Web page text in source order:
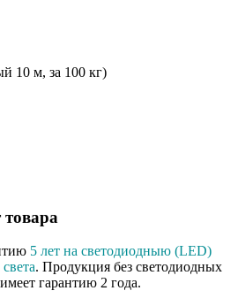
10 м, за 100 кг)
товара
5 лет на светодиодныю (LED)
. Продукция без светодиодных
гарантию 2 года.